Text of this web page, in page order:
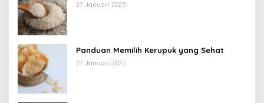
27 Januari 2025
Panduan Memilih Kerupuk yang Sehat
27 Januari 2025